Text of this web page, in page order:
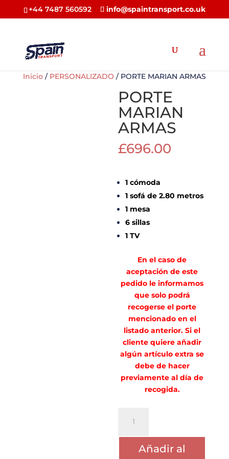
+44 7487 560592 info@spaintransport.co.uk
Inicio/ PERSONALIZADO / PORTE MARIAN ARMAS
PORTE
MARIAN
ARMAS
£696.00
1 cómoda
1 sofá de 2.80 metros
1 mesa
6 sillas
1 TV
En el caso de
aceptación de este
pedido le informamos
que solo podrá
recogerse el porte
mencionado en el
listado anterior. Si el
cliente quiere añadir
algún artículo extra se
debe de hacer
previamente al día de
recogida.
MARIAN
ARMAS
cantidadAñadir al